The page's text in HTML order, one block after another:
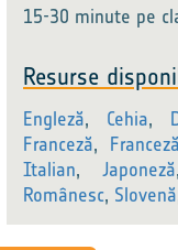
15-30 minute pe
Resurse
Engleză, Cehia,
Franceză,
Italian,Japoneză
Românesc, Slovenă